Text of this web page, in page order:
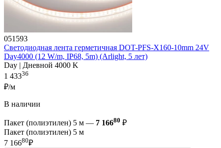
051593
Светодиодная лента герметичная DOT-PFS-X160-10mm 24V
Day4000 (12 W/m, IP68, 5m) (Arlight, 5 лет)
Day | Дневной 4000 K
1 43336
₽/м
В наличии
Пакет (полиэтилен) 5 м — 7 16680 ₽
Пакет (полиэтилен) 5 м
7 16680₽